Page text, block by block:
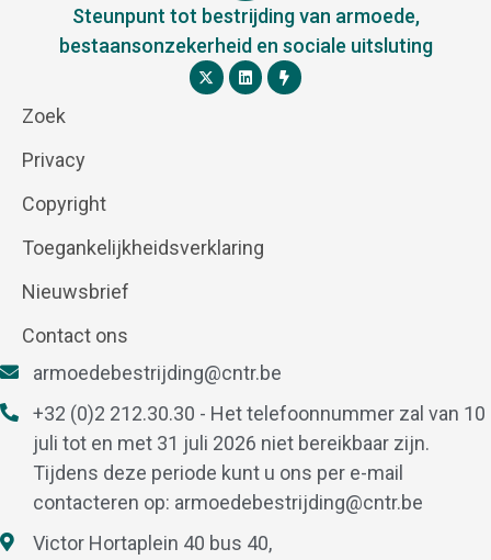
Steunpunt tot bestrijding van armoede,
bestaansonzekerheid en sociale uitsluting
Zoek
Privacy
Copyright
Toegankelijkheidsverklaring
Nieuwsbrief
Contact ons
armoedebestrijding@cntr.be
+32 (0)2 212.30.30 - Het telefoonnummer zal van 10
juli tot en met 31 juli 2026 niet bereikbaar zijn.
Tijdens deze periode kunt u ons per e-mail
contacteren op: armoedebestrijding@cntr.be
Victor Hortaplein 40 bus 40,